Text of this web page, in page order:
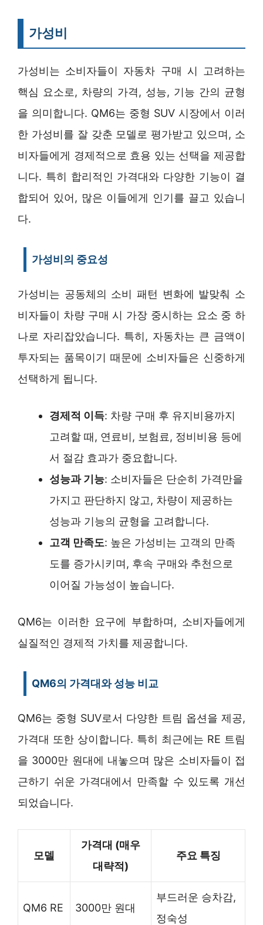
가성비
가성비는 소비자들이 자동차 구매 시 고려하는
핵심 요소로, 차량의 가격, 성능, 기능 간의 균형
을 의미합니다. QM6는 중형 SUV 시장에서 이러
한 가성비를 잘 갖춘 모델로 평가받고 있으며, 소
비자들에게 경제적으로 효용 있는 선택을 제공합
니다. 특히 합리적인 가격대와 다양한 기능이 결
합되어 있어, 많은 이들에게 인기를 끌고 있습니
다.
가성비의 중요성
가성비는 공동체의 소비 패턴 변화에 발맞춰 소
비자들이 차량 구매 시 가장 중시하는 요소 중 하
나로 자리잡았습니다. 특히, 자동차는 큰 금액이
투자되는 품목이기 때문에 소비자들은 신중하게
선택하게 됩니다.
경제적 이득: 차량 구매 후 유지비용까지
고려할 때, 연료비, 보험료, 정비비용 등에
서 절감 효과가 중요합니다.
성능과 기능: 소비자들은 단순히 가격만을
가지고 판단하지 않고, 차량이 제공하는
성능과 기능의 균형을 고려합니다.
고객 만족도: 높은 가성비는 고객의 만족
도를 증가시키며, 후속 구매와 추천으로
이어질 가능성이 높습니다.
QM6는 이러한 요구에 부합하며, 소비자들에게
실질적인 경제적 가치를 제공합니다.
QM6의 가격대와 성능 비교
QM6는 중형 SUV로서 다양한 트림 옵션을 제공,
가격대 또한 상이합니다. 특히 최근에는 RE 트림
을 3000만 원대에 내놓으며 많은 소비자들이 접
근하기 쉬운 가격대에서 만족할 수 있도록 개선
되었습니다.
모델
가격대 (매우
대략적)
주요 특징
QM6 RE 3000만 원대
부드러운 승차감,
정숙성